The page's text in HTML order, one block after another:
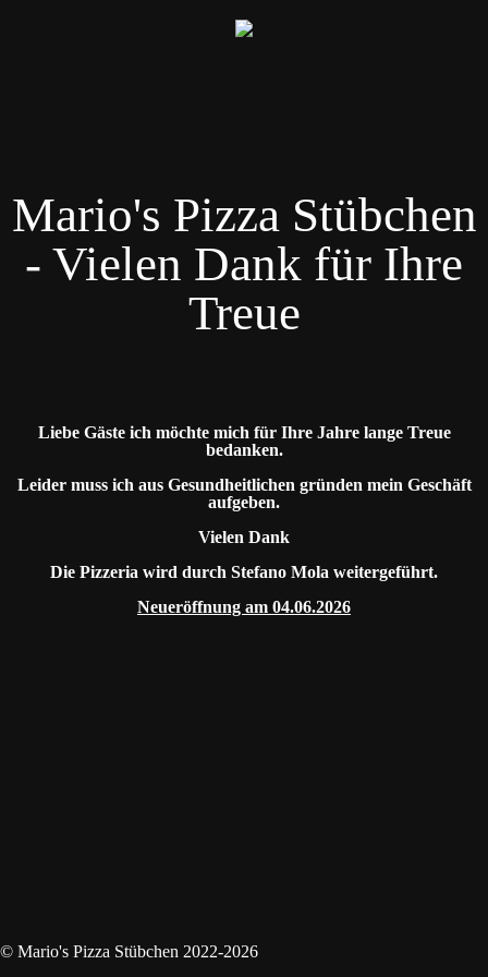
Mario's Pizza Stübchen
- Vielen Dank für Ihre
Treue
Liebe Gäste ich möchte mich für Ihre Jahre lange Treue
bedanken.
Leider muss ich aus Gesundheitlichen gründen mein Geschäft
aufgeben.
Vielen Dank
Die Pizzeria wird durch Stefano Mola weitergeführt.
Neueröffnung am 04.06.2026
© Mario's Pizza Stübchen 2022-2026